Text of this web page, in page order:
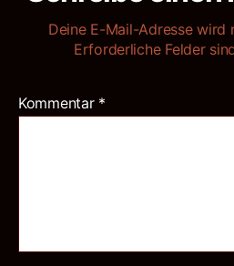
Deine E-Mail-Adresse
Erforderliche Felder
Kommentar *